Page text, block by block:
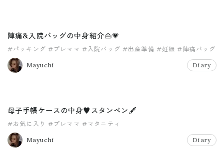
陣痛&入院バッグの中身紹介👜💗
#パッキング #プレママ #入院バッグ #出産準備 #妊娠 #陣痛バッグ
Mayuchi Diary
母子手帳ケースの中身♥︎スタンペン🖋
#お気に入り #プレママ #マタニティ
Mayuchi Diary